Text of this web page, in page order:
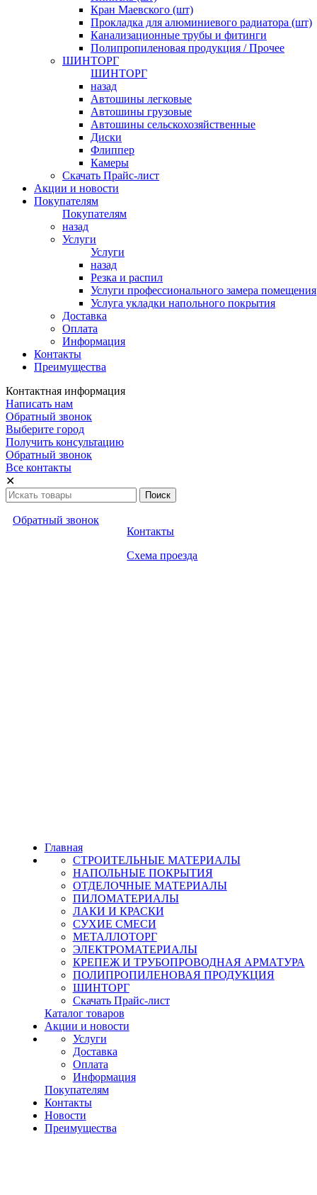
Кран Маевского (шт)
Прокладка для алюминиевого радиатора (шт)
Канализационные трубы и фитинги
Полипропиленовая продукция / Прочее
ШИНТОРГ
ШИНТОРГ
назад
Автошины легковые
Автошины грузовые
Автошины сельскохозяйственные
Диски
Флиппер
Камеры
Скачать Прайс-лист
Акции и новости
Покупателям
Покупателям
назад
Услуги
Услуги
назад
Резка и распил
Услуги профессионального замера помещения
Услуга укладки напольного покрытия
Доставка
Оплата
Информация
Контакты
Преимущества
Контактная информация
Написать нам
Обратный звонок
Выберите город
Получить консультацию
Обратный звонок
Все контакты
✕
Обратный звонок
Контакты
Схема проезда
Главная
СТРОИТЕЛЬНЫЕ МАТЕРИАЛЫ
НАПОЛЬНЫЕ ПОКРЫТИЯ
ОТДЕЛОЧНЫЕ МАТЕРИАЛЫ
ПИЛОМАТЕРИАЛЫ
ЛАКИ И КРАСКИ
СУХИЕ СМЕСИ
МЕТАЛЛОТОРГ
ЭЛЕКТРОМАТЕРИАЛЫ
КРЕПЕЖ И ТРУБОПРОВОДНАЯ АРМАТУРА
ПОЛИПРОПИЛЕНОВАЯ ПРОДУКЦИЯ
ШИНТОРГ
Скачать Прайс-лист
Каталог товаров
Акции и новости
Услуги
Доставка
Оплата
Информация
Покупателям
Контакты
Новости
Преимущества